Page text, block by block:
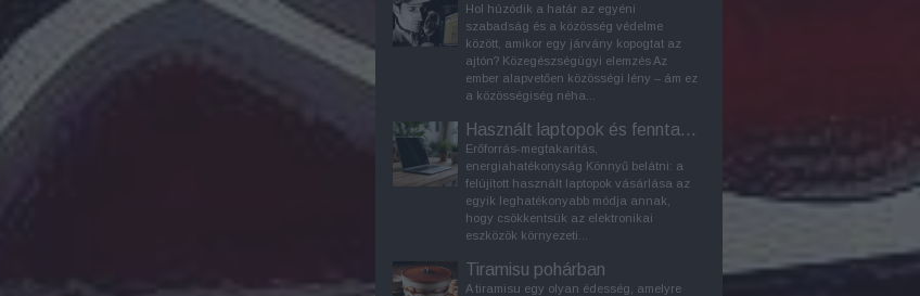
Hol húzódik a határ az egyéni
szabadság és a közösség védelme
között, amikor egy járvány kopogtat az
ajtón? Közegészségügyi elemzés Az
ember alapvetően közösségi lény – ám ez
a közösségiség néha...
Használt laptopok és fenntarthatóság
Erőforrás-megtakarítás,
energiahatékonyság Könnyű belátni: a
felújított használt laptopok vásárlása az
egyik leghatékonyabb módja annak,
hogy csökkentsük az elektronikai
eszközök környezeti...
Tiramisu pohárban
A tiramisu egy olyan édesség, amelyre